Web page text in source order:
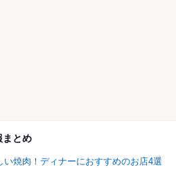
まとめ
い焼肉！ディナーにおすすめのお店4選